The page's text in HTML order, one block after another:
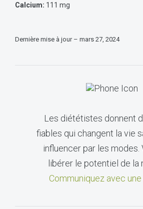
Calcium: 111 mg
Dernière mise à jour – mars 27, 2024
Les diététistes donnent
fiables qui changent la vie
influencer par les modes.
libérer le potentiel de la
Communiquez avec